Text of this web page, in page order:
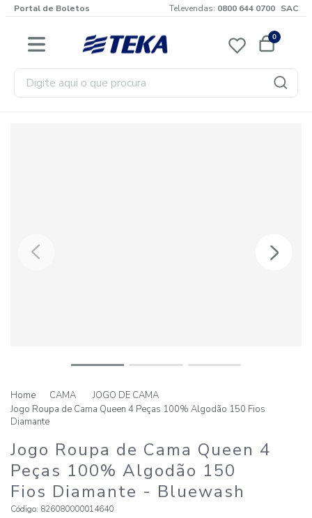
Portal de Boletos Televendas: 0800 644 0700 SAC
0
Digite aqui o que procura
CAMA
JOGO DE CAMA
Jogo Roupa de Cama Queen 4 Peças 100% Algodão 150 Fios
Diamante
Jogo Roupa de Cama Queen 4
Peças 100% Algodão 150
Fios Diamante - Bluewash
Código: 826080000014640